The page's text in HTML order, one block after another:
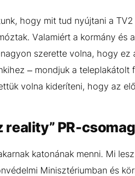
hogy mit tud nyújtani a
Valamiért a kormány és
szerette volna, hogy ez
– mondjuk a
volna kideríteni, hogy az
reality” PR-
katonának menni. Mi
Minisztériumban és